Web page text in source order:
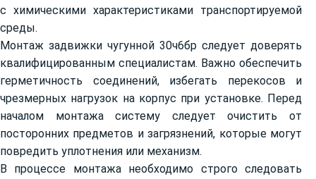
с химическими характеристиками транспортируемой
среды.
Монтаж задвижки чугунной 30ч6бр следует доверять
квалифицированным специалистам. Важно обеспечить
герметичность соединений, избегать перекосов и
чрезмерных нагрузок на корпус при установке. Перед
началом монтажа систему следует очистить от
посторонних предметов и загрязнений, которые могут
повредить уплотнения или механизм.
В процессе монтажа необходимо строго следовать